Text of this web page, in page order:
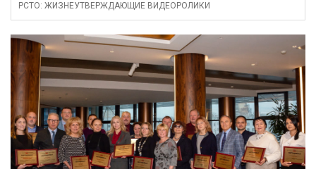
РСТО: ЖИЗНЕУТВЕРЖДАЮЩИЕ ВИДЕОРОЛИКИ